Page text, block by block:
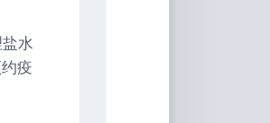
水
疫